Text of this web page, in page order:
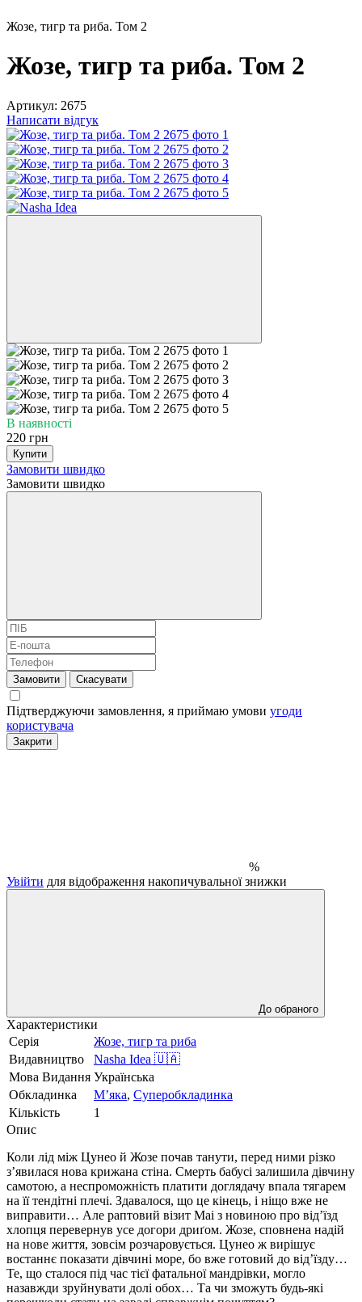
Жозе, тигр та риба. Том 2
Жозе, тигр та риба. Том 2
Артикул: 2675
Написати відгук
В наявності
220 грн
Купити
Замовити швидко
Замовити швидко
Замовити Скасувати
Підтверджуючи замовлення, я приймаю умови угоди
користувача
Закрити
%
Увійти для відображення накопичувальної знижки
До обраного
Характеристики
Серія
Жозе, тигр та риба
Видавництво
Nasha Idea 🇺🇦
Мова Видання Українська
Обкладинка
Мʼяка, Суперобкладинка
Кількість
1
Опис
Коли лід між Цунео й Жозе почав танути, перед ними різко
з’явилася нова крижана стіна. Смерть бабусі залишила дівчину
самотою, а неспроможність платити доглядачу впала тягарем
на її тендітні плечі. Здавалося, що це кінець, і ніщо вже не
виправити… Але раптовий візит Маі з новиною про від’їзд
хлопця перевернув усе догори дриґом. Жозе, сповнена надій
на нове життя, зовсім розчаровується. Цунео ж вирішує
востаннє показати дівчині море, бо вже готовий до від’їзду…
Те, що сталося під час тієї фатальної мандрівки, могло
назавжди зруйнувати долі обох… Та чи зможуть будь-які